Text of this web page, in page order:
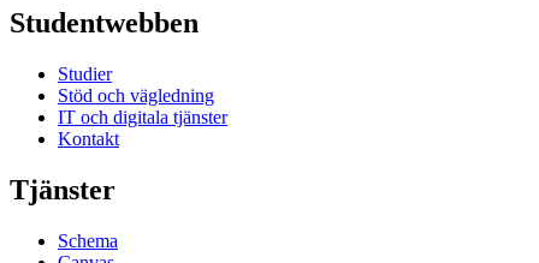
Studentwebben
Studier
Stöd och vägledning
IT och digitala tjänster
Kontakt
Tjänster
Schema